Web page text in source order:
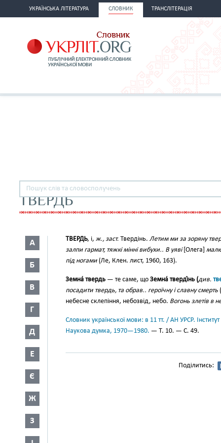
УКРАЇНСЬКА ЛІТЕРАТУРА СЛОВНИК ТРАНСЛІТЕРАЦІЯ
ТВЕРДЬ
А
Б
В
Г
Д
Е
Є
Ж
З
ТВЕРДЬ, і, ж., заст. Твердінь. Летим ми за зоряну
залпи гармат, тяжкі мінні вибухи.. В уяві[Олега]
під ногами (Ле, Клен. лист, 1960, 163).
Земна́ твердь — те саме, що Земна́ тверді́нь (див.
посадити твердь, та обрав.. героїчну і славну смерть
небесне склепіння, небозвід, небо. Вогонь злетів в
Словник української мови: в 11 тт. / АН УРСР.
Наукова думка, 1970—1980. — Т. 10. — С. 49.
Поділитись: